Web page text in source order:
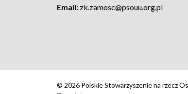
Email: zk.zamosc@psouu.org.pl
© 2026 Polskie Stowarzyszenie na rzecz